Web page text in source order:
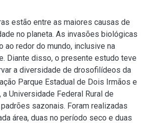
estão entre as maiores causas de
no planeta. As invasões biológicas
ao redor do mundo, inclusive na
Diante disso, o presente estudo teve
a diversidade de drosofilídeos da
Parque Estadual de Dois Irmãos e
a Universidade Federal Rural de
sazonais. Foram realizadas
área, duas no período seco e duas